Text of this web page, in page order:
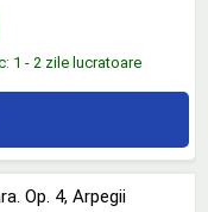
1 - 2 zile lucratoare